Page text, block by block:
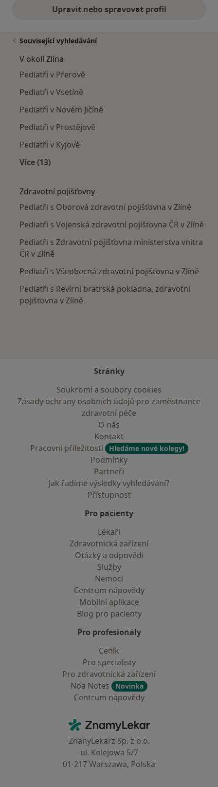
Upravit nebo spravovat profil
Související vyhledávání
V okolí Zlína
Pediatři v Přerově
Pediatři v Vsetíně
Pediatři v Novém Jičíně
Pediatři v Prostějově
Pediatři v Kyjově
Více (13)
Zdravotní pojišťovny
Pediatři s Oborová zdravotní pojišťovna v Zlíně
Pediatři s Vojenská zdravotní pojišťovna ČR v Zlíně
Pediatři s Zdravotní pojišťovna ministerstva vnitra
ČR v Zlíně
Pediatři s Všeobecná zdravotní pojišťovna v Zlíně
Pediatři s Revírní bratrská pokladna, zdravotní
pojišťovna v Zlíně
Stránky
Soukromí a soubory cookies
Zásady ochrany osobních údajů pro zaměstnance
zdravotní péče
O nás
Kontakt
Pracovní příležitosti
Hledáme nové kolegy!
Podmínky
Partneři
Jak řadíme výsledky vyhledávání?
Přístupnost
Pro pacienty
Lékaři
Zdravotnická zařízení
Otázky a odpovědi
Služby
Nemoci
Centrum nápovědy
Mobilní aplikace
Blog pro pacienty
Pro profesionály
Ceník
Pro specialisty
Pro zdravotnická zařízení
Noa Notes
Novinka
Centrum nápovědy
ZnamyLekar - Hlavní stránka
ZnanyLekarz Sp. z o.o.
ul. Kolejowa 5/7
01-217 Warszawa, Polska